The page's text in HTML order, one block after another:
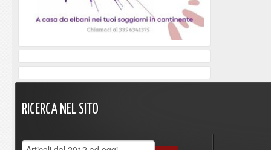
RICERCA NEL SITO